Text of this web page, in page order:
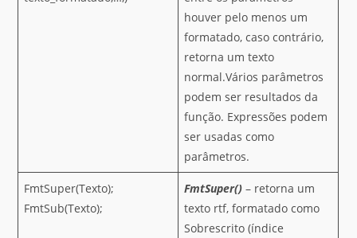
houver pelo menos um
formatado, caso contrário,
retorna um texto
normal.Vários parâmetros
podem ser resultados da
função. Expressões podem
ser usadas como
parâmetros.
FmtSuper(Texto);
FmtSub(Texto);
FmtSuper() – retorna um
texto rtf, formatado como
Sobrescrito (índice